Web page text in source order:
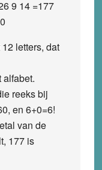
9 14 =177
letters, dat
alfabet.
reeks bij
en 6+0=6!
van de
177 is